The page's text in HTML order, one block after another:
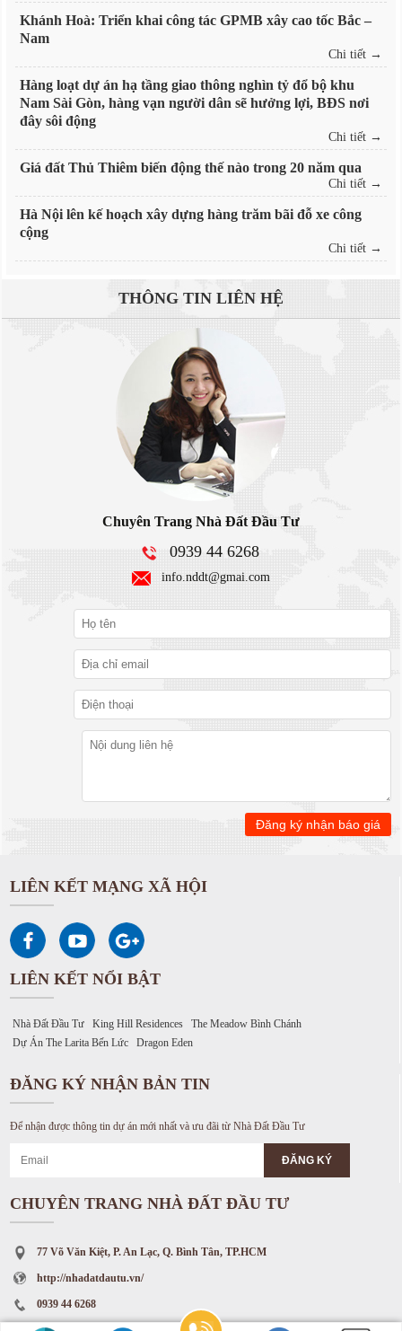
Khánh Hoà: Triển khai công tác GPMB xây cao tốc Bắc –
Nam
Chi tiết →
Hàng loạt dự án hạ tầng giao thông nghìn tỷ đổ bộ khu
Nam Sài Gòn, hàng vạn người dân sẽ hưởng lợi, BĐS nơi
đây sôi động
Chi tiết →
Giá đất Thủ Thiêm biến động thế nào trong 20 năm qua
Chi tiết →
Hà Nội lên kế hoạch xây dựng hàng trăm bãi đỗ xe công
cộng
Chi tiết →
THÔNG TIN LIÊN HỆ
Chuyên Trang Nhà Đất Đầu Tư
0939 44 6268
info.nddt@gmai.com
LIÊN KẾT MẠNG XÃ HỘI
LIÊN KẾT NỔI BẬT
Nhà Đất Đầu Tư King Hill Residences
The Meadow Bình Chánh
Dự Án The Larita Bến Lức
Dragon Eden
ĐĂNG KÝ NHẬN BẢN TIN
Để nhận được thông tin dự án mới nhất và ưu đãi từ Nhà Đất Đầu Tư
CHUYÊN TRANG NHÀ ĐẤT ĐẦU TƯ
77 Võ Văn Kiệt, P. An Lạc, Q. Bình Tân, TP.HCM
http://nhadatdautu.vn/
0939 44 6268